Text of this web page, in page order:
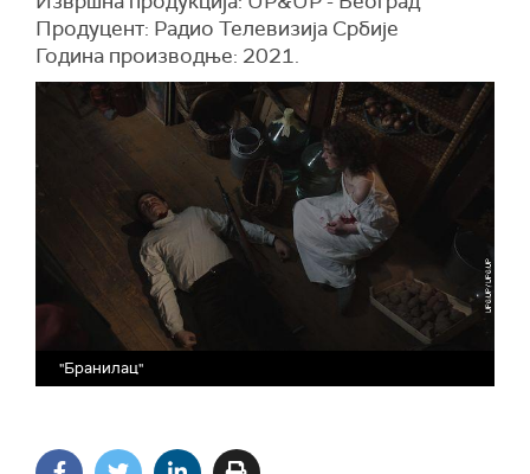
Продуцент: Радио Телевизија Србије
Година производње: 2021.
"Бранилац"